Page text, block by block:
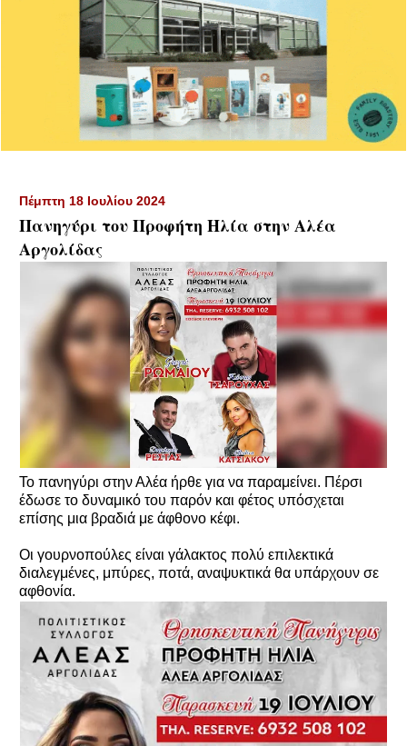
Πέμπτη 18 Ιουλίου 2024
Πανηγύρι του Προφήτη Ηλία στην Αλέα
Αργολίδας
Το πανηγύρι στην Αλέα ήρθε για να παραμείνει. Πέρσι
έδωσε το δυναμικό του παρόν και φέτος υπόσχεται
επίσης μια βραδιά με άφθονο κέφι.
Οι γουρνοπούλες είναι γάλακτος πολύ επιλεκτικά
διαλεγμένες, μπύρες, ποτά, αναψυκτικά θα υπάρχουν σε
αφθονία.